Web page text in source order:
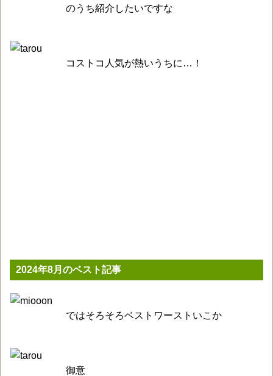
のうち紹介したいですな
コストコ人気が熱いうちに…！
2024年8月のベスト記事
ではそろそろベストワーストいこか
御意